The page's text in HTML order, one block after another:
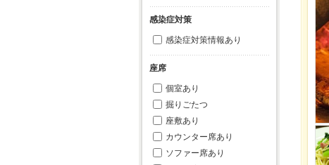
感染症対策
感染症対策情報あり
座席
個室あり
掘りごたつ
座敷あり
カウンター席あり
ソファー席あり